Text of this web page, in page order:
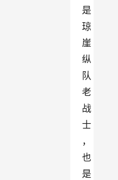
是
琼
崖
纵
队
老
战
士
，
也
是